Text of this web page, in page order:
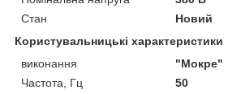
Стан
Новий
Користувальницькі характеристики
виконання
"Мокре"
Частота, Гц
50